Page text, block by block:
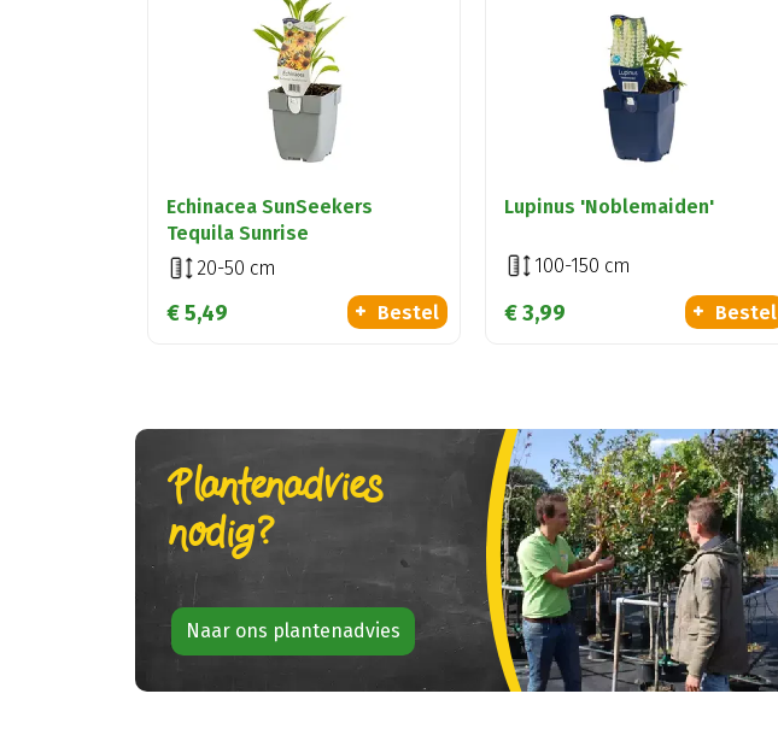
Echinacea SunSeekers
Tequila Sunrise
20-50 cm
€5,49 Bestel
Lupinus 'Noblemaiden'
100-150 cm
€3,99 Bestel
Plantenadvies
nodig?
Naar ons plantenadvies